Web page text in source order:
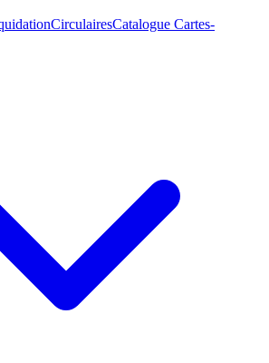
CirculairesCatalogue Cartes-